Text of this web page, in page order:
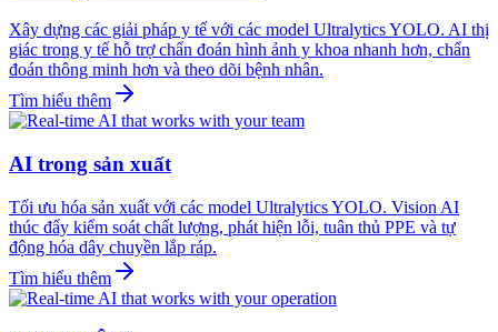
Xây dựng các giải pháp y tế với các model Ultralytics YOLO. AI thị
giác trong y tế hỗ trợ chẩn đoán hình ảnh y khoa nhanh hơn, chẩn
đoán thông minh hơn và theo dõi bệnh nhân.
Tìm hiểu thêm
AI trong sản xuất
Tối ưu hóa sản xuất với các model Ultralytics YOLO. Vision AI
thúc đẩy kiểm soát chất lượng, phát hiện lỗi, tuân thủ PPE và tự
động hóa dây chuyền lắp ráp.
Tìm hiểu thêm